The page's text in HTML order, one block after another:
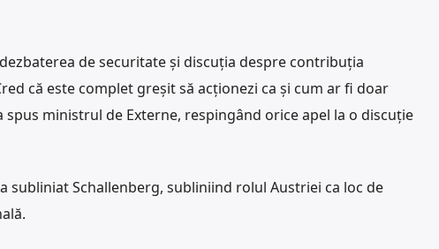
de securitate și discuția despre contribuția
că este complet greșit să acționezi ca și cum ar fi doar
spus ministrul de Externe, respingând orice apel la o discuție
subliniat Schallenberg, subliniind rolul Austriei ca loc de